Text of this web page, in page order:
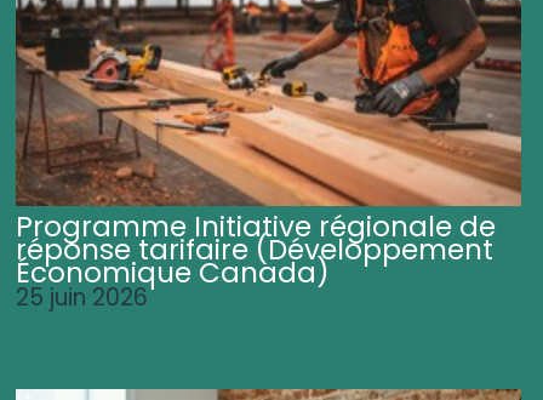
Programme Initiative régionale de
réponse tarifaire (Développement
Économique Canada)
25 juin 2026